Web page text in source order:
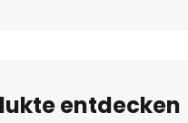
entdecken